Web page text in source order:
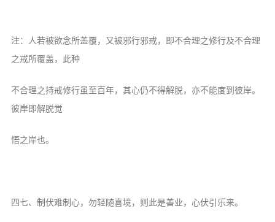
注：人若被欲念所盖覆，又被邪行邪戒，即不合理之修行及不合理
之戒所覆盖，此种
不合理之持戒修行虽至百年，其心仍不得解脱，亦不能度到彼岸。
彼岸即解脱觉
悟之岸也。
四七、制伏难制心，勿轻随喜境，则此是善业，心伏引乐来。